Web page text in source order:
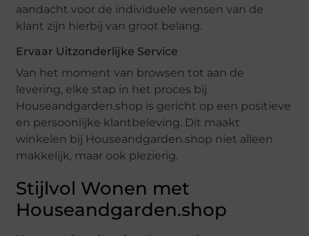
aandacht voor de individuele wensen van de
klant zijn hierbij van groot belang.
Ervaar Uitzonderlijke Service
Van het moment van browsen tot aan de
levering, elke stap in het proces bij
Houseandgarden.shop is gericht op een positieve
en persoonlijke klantbeleving. Dit maakt
winkelen bij Houseandgarden.shop niet alleen
makkelijk, maar ook plezierig.
Stijlvol Wonen met
Houseandgarden.shop